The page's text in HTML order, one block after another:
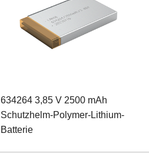
634264 3,85 V 2500 mAh
Schutzhelm-Polymer-Lithium-
Batterie